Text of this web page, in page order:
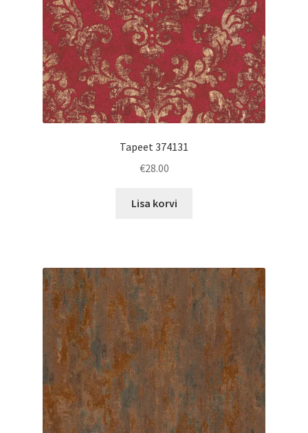
Tapeet 374131
€28.00
Lisa korvi